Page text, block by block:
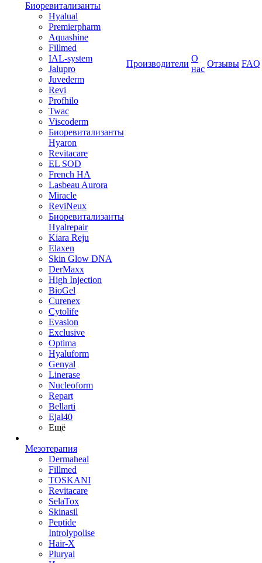
Биоревитализанты
Hyalual
Premierpharm
Aquashine
Fillmed
IAL-system
Jalupro
Juvederm
Revi
Profhilo
Twac
Viscoderm
Биоревитализанты
Hyaron
Revitacare
EL SOD
French HA
Lasbeau Aurora
Miracle
ReviNeux
Биоревитализанты
Hyalrepair
Kiara Reju
Elaxen
Skin Glow DNA
DerMaxx
High Injection
BioGel
Curenex
Cytolife
Evasion
Exclusive
Optima
Hyaluform
Genyal
Linerase
Nucleoform
Repart
Bellarti
Ejal40
Ещё
Мезотерапия
Dermaheal
Fillmed
TOSKANI
Revitacare
SelaTox
Skinasil
Peptide
Introlypolise
Hair-X
Pluryal
Производители
О
нас
Отзывы FAQ